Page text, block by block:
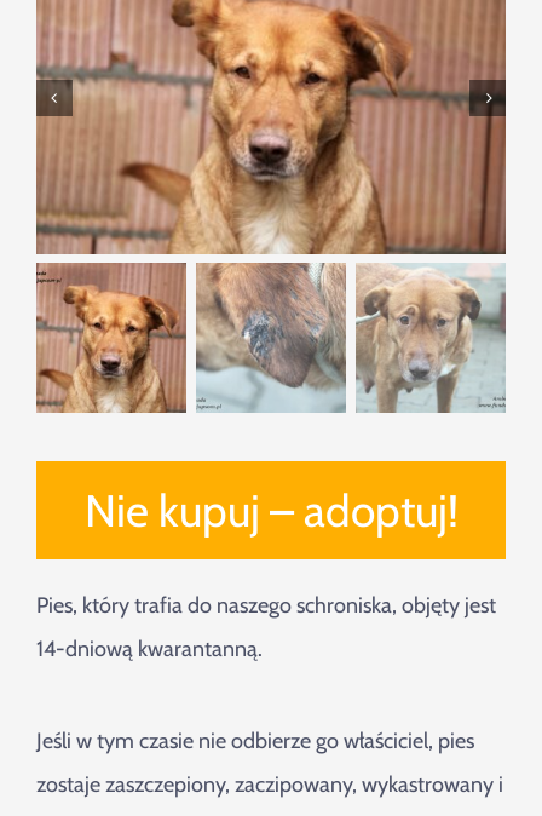
Nie kupuj – adoptuj!
Pies, który trafia do naszego schroniska, objęty jest
14-dniową kwarantanną.
Jeśli w tym czasie nie odbierze go właściciel, pies
zostaje zaszczepiony, zaczipowany, wykastrowany i